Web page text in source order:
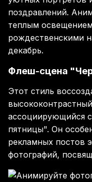
поздравлений.
теплым
рождественскими
декабрь.
Флеш-сцена
Этот стиль
ассоциирующийся
пятницы". Он
рекламных постов
фотографий,